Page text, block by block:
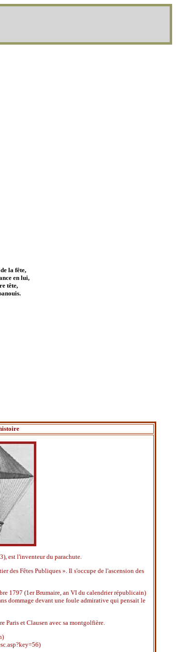
la fête,
en lui,
tête,
est l'inventeur du parachute.
des Fêtes Publiques ». Il s'occupe de l'ascension des
1797 (1er Brumaire, an VI du calendrier républicain)
dommage devant une foule admirative qui pensait le
Paris et Clausen avec sa montgolfière.